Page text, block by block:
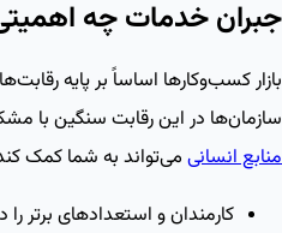
جبران خدمات چه
بازار کسب‌وکارها اساساً بر پایه
سازمان‌ها در این رقابت سنگین با مشکل خروج
منابع انسانی می‌تواند به شما کمک
کارمندان و استعدادهای برتر